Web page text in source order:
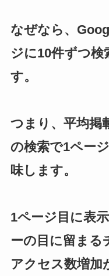
なぜなら、
ジに10件ずつ
す。
つまり、平均掲
の検索で1ペー
味します。
1ページ目に表
ーの目に留まる
アクセス数増加